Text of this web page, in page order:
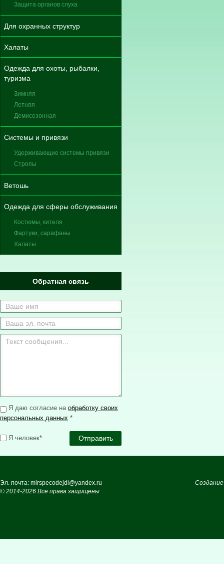
Защита органов слуха
Для охранных структур
Халаты
Одежда для охоты, рыбалки,
туризма
Зимняя
Летняя
Демисезонная
Системы и привязи
Удерживающие системы привязи
Стропы
Ветошь
Одежда для сферы обслуживания
Костюмы, кителя
Фартуки, сарафаны
Халаты
Обратная связь
Я даю согласие на обработку своих
персональных данных *
Я человек*
Эл. почта: mirspecodejdi@yandex.ru
© 2014-2026 Все права защищены